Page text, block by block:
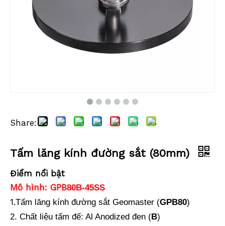
Đế lăng kính đường sắt (80mm)
Share:
Tấm lăng kính đường sắt (80mm)
Điểm nổi bật
Mô hình: GPB80B-45SS
1.Tấm lăng kính đường sắt Geomaster (GPB80)
2. Chất liệu tấm đế: Al Anodized đen (B)